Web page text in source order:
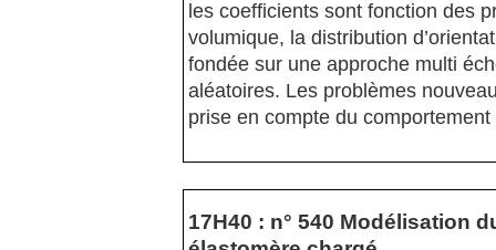
les coefficients sont fonction des
volumique, la distribution
fondée sur une approche multi
aléatoires. Les problèmes
prise en compte du
17H40 : n° 540 Modélisation